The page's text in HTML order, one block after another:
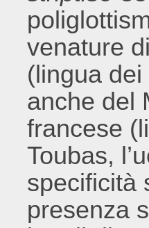
venature
(lingua
anche del
francese
Toubas,
specificità
presenza